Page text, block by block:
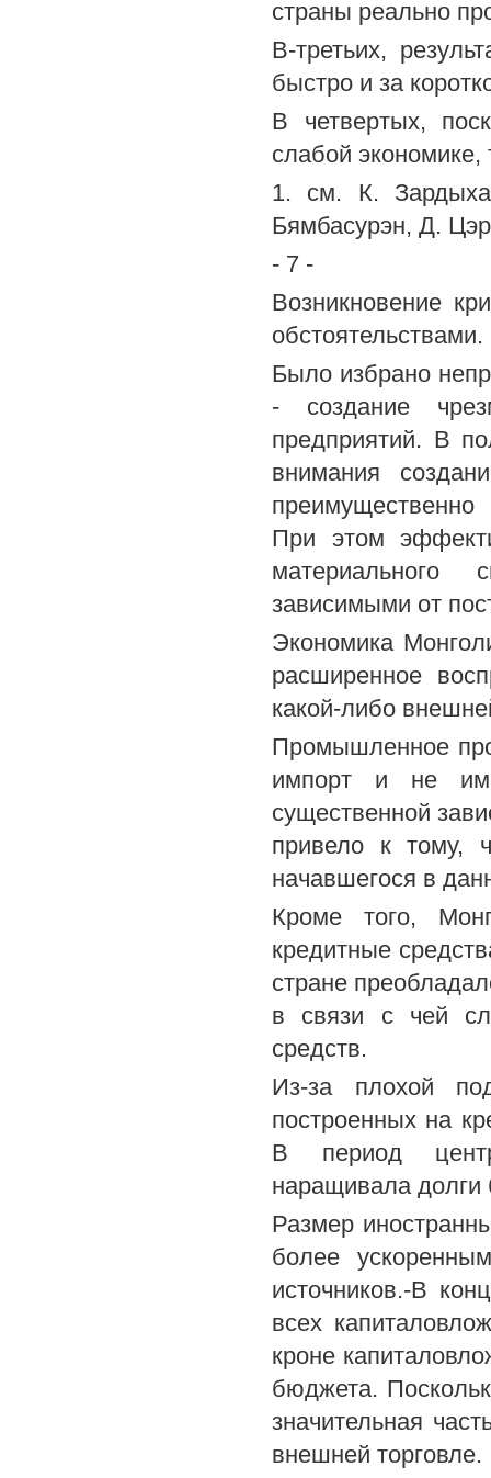
страны реально
В-третьих,
быстро и за
В четвертых,
слабой экономике,
1. см. К.
Бямбасурэн, Д.
- 7 -
Возникновение
обстоятельствами.
Было избрано
- создание
предприятий. В
внимания
При этом
материального
зависимыми от
Экономика
расширенное
какой-либо
Промышленное
импорт и не
существенной
привело к тому,
начавшегося в
Кроме того,
кредитные
стране
в связи с чей
средств.
Из-за плохой
построенных на
В период
наращивала долги
Размер
более
источников.-В
всех
кроне
бюджета.
значительная
внешней торговле.